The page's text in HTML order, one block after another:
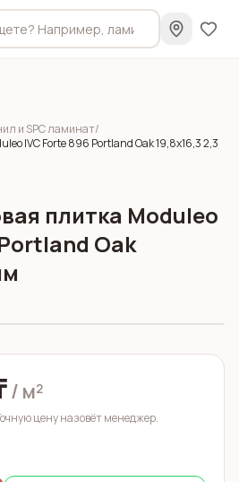
и SPC ламинат/
IVC Forte 896 Portland Oak 19,8x16,3 2,3
плитка Moduleo
Oak
/ м²
цену назовёт менеджер.